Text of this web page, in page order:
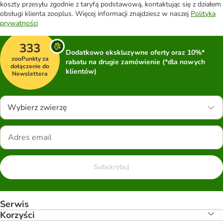
koszty przesyłu zgodnie z taryfą podstawową, kontaktując się z działem
obsługi klienta zooplus. Więcej informacji znajdziesz w naszej Polityka
prywatności
333
zooPunkty za
dołączenie do
Newslettera
Dodatkowo ekskluzywne oferty oraz 10%*
rabatu na drugie zamówienie (*dla nowych
klientów)
Wybierz zwierzę
Subskrybuj
Serwis
Korzyści